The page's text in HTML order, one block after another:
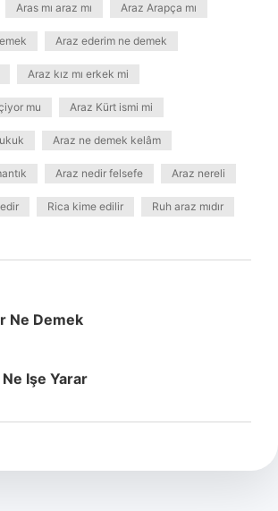
Aras mı araz mı Araz Arapça mı
Araz ederim ne demek
Araz kız mı erkek mi
mu Araz Kürt ismi mi
Araz ne demek kelâm
Araz nedir felsefe Araz nereli
Rica kime edilir Ruh araz mıdır
Ne Demek
Işe Yarar